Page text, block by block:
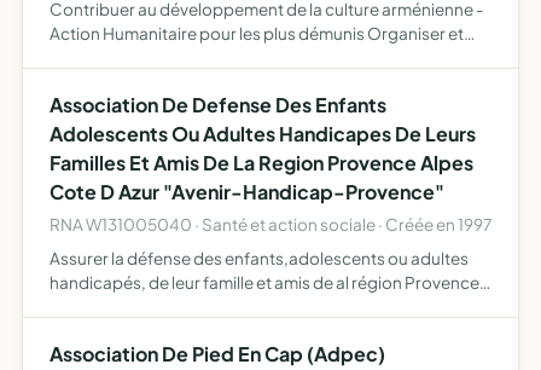
Contribuer au développement de la culture arménienne -
Action Humanitaire pour les plus démunis Organiser et
participer…
Association De Defense Des Enfants
Adolescents Ou Adultes Handicapes De Leurs
Familles Et Amis De La Region Provence Alpes
Cote D Azur "Avenir-Handicap-Provence"
RNA W131005040 · Santé et action sociale · Créée en 1997
Assurer la défense des enfants,adolescents ou adultes
handicapés, de leur famille et amis de al région Provence
Association De Pied En Cap (Adpec)